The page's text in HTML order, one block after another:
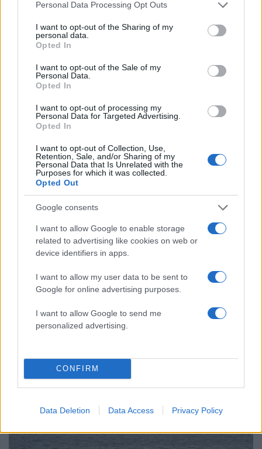
Please note that this website/app uses one or more Google
not limited to your visit or usage behaviour. You may click to
grant or deny consent to Google and its third-party tags to
use your data for below specified purposes in below Google
consent section.
Personal Data Processing Opt Outs
I want to opt-out of the Sharing of my
personal data.
Opted In
I want to opt-out of the Sale of my
Personal Data.
Opted In
I want to opt-out of processing my
Personal Data for Targeted Advertising.
Opted In
I want to opt-out of Collection, Use,
Retention, Sale, and/or Sharing of my
Personal Data that Is Unrelated with the
Purposes for which it was collected.
Opted Out
Google consents
I want to allow Google to enable storage
related to advertising like cookies on web or
device identifiers in apps.
I want to allow my user data to be sent to
Google for online advertising purposes.
I want to allow Google to send me
personalized advertising.
CONFIRM
Data Deletion Data Access Privacy Policy
Το τελευταίο αντίο στον Γιάννη
Βαρβιτσιώτη: «Ήταν φτιαγμένος από
εκείνο το σπάνιο μέταλλο μιας άλλης
εποχής», είπε ο Κυριάκος Μητσοτάκης
Νέες απώλειες για την Καρυστιανού:
Παραιτήθηκαν Μουτσάτσου, Ιωαννίδου
αυταπάτη»
Αυγερινός, Μουτσάτσου και ακόμη 20
αποχωρήσαμε για καρέκλες», αιχμές για
«συγκεντρωτικό μοντέλο»
Συνελήφθη στην Ψάθα αδερφός
αντιδημάρχου - Έσπασε το μπλόκο της
ΕΛΑΣ και έπεσε με το αυτοκίνητό του
στα συντρίμμια του ελικοπτέρου
Κόσμος: Περισσότερα
άρθρα